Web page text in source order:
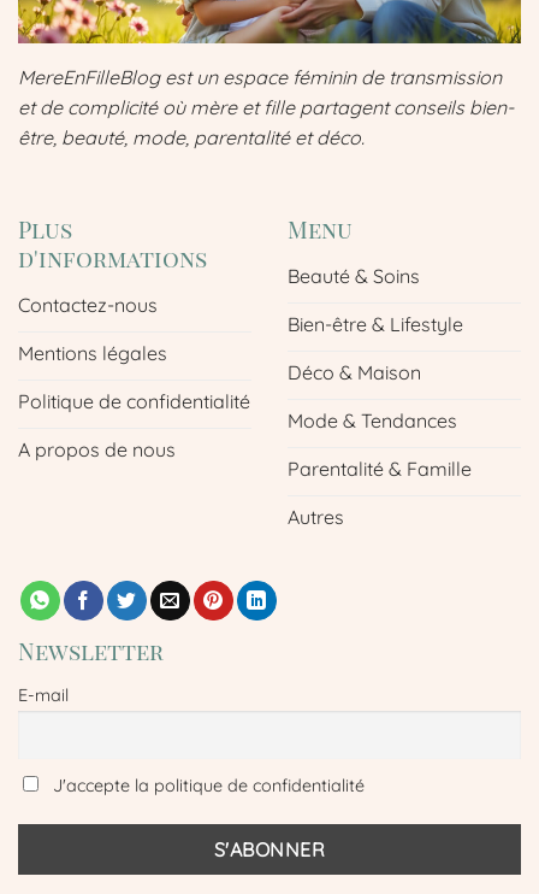
MereEnFilleBlog est un espace féminin de transmission
et de complicité où mère et fille partagent conseils bien-
être, beauté, mode, parentalité et déco.
Plus
d'informations
Contactez-nous
Mentions légales
Politique de confidentialité
A propos de nous
Menu
Beauté & Soins
Bien-être & Lifestyle
Déco & Maison
Mode & Tendances
Parentalité & Famille
Autres
Newsletter
E-mail
J'accepte la politique de confidentialité